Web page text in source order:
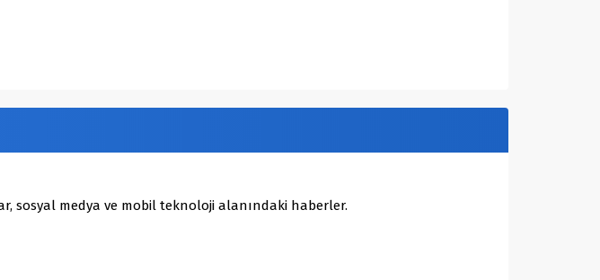
sosyal medya ve mobil teknoloji alanındaki haberler.